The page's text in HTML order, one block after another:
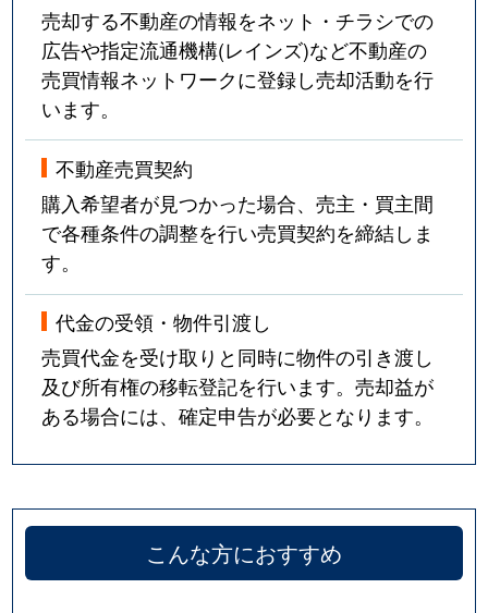
売却する不動産の情報をネット・チラシでの
広告や指定流通機構(レインズ)など不動産の
売買情報ネットワークに登録し売却活動を行
います。
不動産売買契約
購入希望者が見つかった場合、売主・買主間
で各種条件の調整を行い売買契約を締結しま
す。
代金の受領・物件引渡し
売買代金を受け取りと同時に物件の引き渡し
及び所有権の移転登記を行います。売却益が
ある場合には、確定申告が必要となります。
こんな方におすすめ